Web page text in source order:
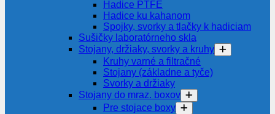
Hadice PTFE
Hadice ku kahanom
Spojky, svorky a tlačky k hadiciam
Sušičky laboratórneho skla
Stojany, držiaky, svorky a kruhy
Kruhy varné a filtračné
Stojany (základne a tyče)
Svorky a držiaky
Stojany do mraz. boxov
Pre stojace boxy